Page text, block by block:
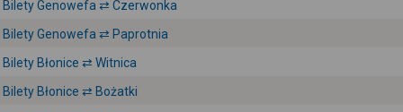
Bilety Genowefa ⇄ Czerwonka
Bilety Genowefa ⇄ Paprotnia
Bilety Błonice ⇄ Witnica
Bilety Błonice ⇄ Bożatki